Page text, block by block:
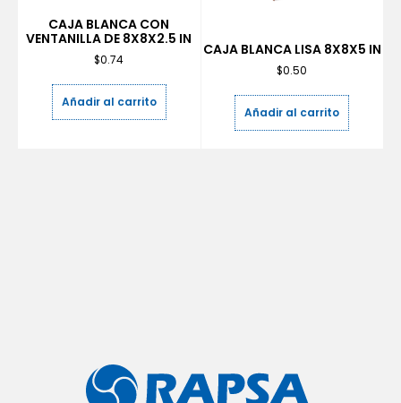
CAJA BLANCA CON
VENTANILLA DE 8X8X2.5 IN
$0.74
Añadir al carrito
CAJA BLANCA LISA 8X8X5 IN
$0.50
Añadir al carrito